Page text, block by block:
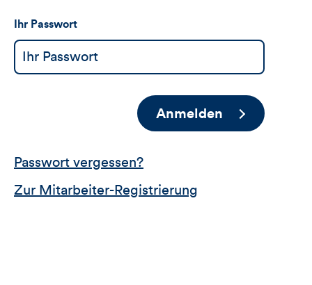
Ihr Passwort
Anmelden
Passwort vergessen?
Zur Mitarbeiter-Registrierung